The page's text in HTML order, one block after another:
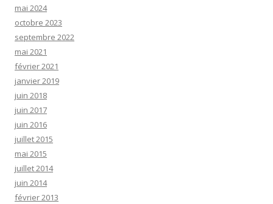
mai 2024
octobre 2023
septembre 2022
mai 2021
février 2021
janvier 2019
juin 2018
juin 2017
juin 2016
juillet 2015
mai 2015
juillet 2014
juin 2014
février 2013